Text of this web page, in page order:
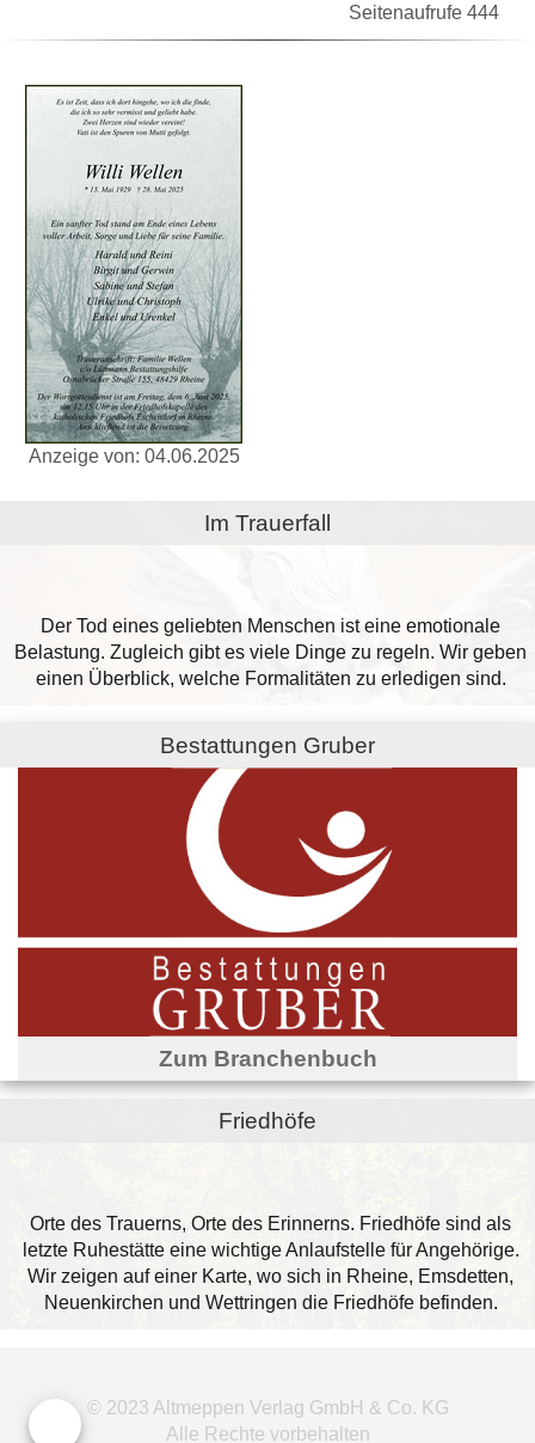
Seitenaufrufe 444
Anzeige von: 04.06.2025
Im Trauerfall
Der Tod eines geliebten Menschen ist eine emotionale
Belastung. Zugleich gibt es viele Dinge zu regeln. Wir geben
einen Überblick, welche Formalitäten zu erledigen sind.
Bestattungen Gruber
Zum Branchenbuch
Friedhöfe
Orte des Trauerns, Orte des Erinnerns. Friedhöfe sind als
letzte Ruhestätte eine wichtige Anlaufstelle für Angehörige.
Wir zeigen auf einer Karte, wo sich in Rheine, Emsdetten,
Neuenkirchen und Wettringen die Friedhöfe befinden.
© 2023 Altmeppen Verlag GmbH & Co. KG
Alle Rechte vorbehalten